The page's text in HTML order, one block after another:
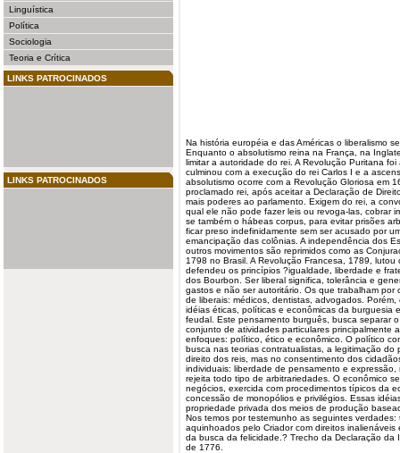
Linguística
Política
Sociologia
Teoria e Crítica
LINKS PATROCINADOS
LINKS PATROCINADOS
Na história européia e das Américas o liberalismo
Enquanto o absolutismo reina na França, na
limitar a autoridade do rei. A Revolução Puritana
culminou com a execução do rei Carlos I e a
absolutismo ocorre com a Revolução Gloriosa em
proclamado rei, após aceitar a Declaração de
mais poderes ao parlamento. Exigem do rei, a
qual ele não pode fazer leis ou revoga-las, cobrar
se também o hábeas corpus, para evitar prisões
ficar preso indefinidamente sem ser acusado por
emancipação das colônias. A independência dos
outros movimentos são reprimidos como as
1798 no Brasil. A Revolução Francesa, 1789,
defendeu os princípios ?igualdade, liberdade e
dos Bourbon. Ser liberal significa, tolerância e
gastos e não ser autoritário. Os que trabalham por
de liberais: médicos, dentistas, advogados.
idéias éticas, políticas e econômicas da burguesia
feudal. Este pensamento burguês, busca separar
conjunto de atividades particulares principalmente
enfoques: político, ético e econômico. O político
busca nas teorias contratualistas, a legitimação do
direito dos reis, mas no consentimento dos
individuais: liberdade de pensamento e
rejeita todo tipo de arbitrariedades. O econômico
negócios, exercida com procedimentos típicos da
concessão de monopólios e privilégios. Essas
propriedade privada dos meios de produção
Nos temos por testemunho as seguintes
aquinhoados pelo Criador com direitos
da busca da felicidade.? Trecho da Declaração
de 1776.